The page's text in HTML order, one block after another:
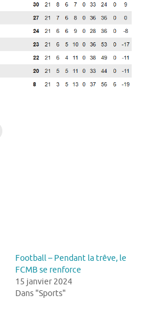
Football – Pendant la trêve, le
FCMB se renforce
15 janvier 2024
Dans "Sports"